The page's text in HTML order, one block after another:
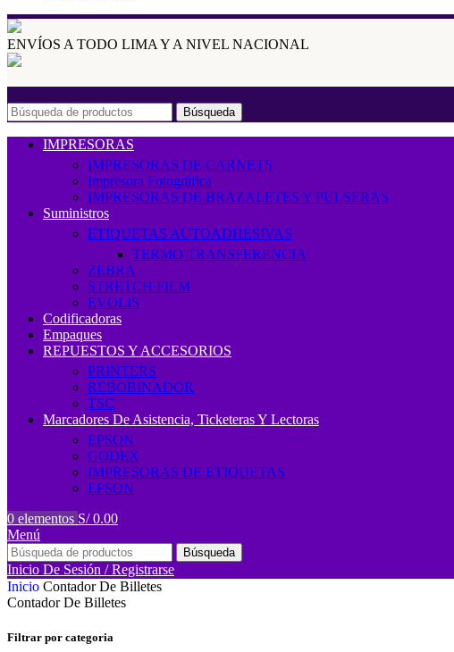
ENVÍOS A TODO LIMA Y A NIVEL NACIONAL
Búsqueda
IMPRESORAS
IMPRESORAS DE CARNETS
Impresora Fotográfica
IMPRESORAS DE BRAZALETES Y PULSERAS
Suministros
ETIQUETAS AUTOADHESIVAS
TERMO TRANSFERENCIA
ZEBRA
STRETCH FILM
EVOLIS
Codificadoras
Empaques
REPUESTOS Y ACCESORIOS
PRINTERS
REBOBINADOR
TSC
Marcadores De Asistencia, Ticketeras Y Lectoras
EPSON
GODEX
IMPRESORAS DE ETIQUETAS
EPSON
0 elementos S/0.00
Menú
Búsqueda
Inicio De Sesión / Registrarse
Inicio Contador De Billetes
Contador De Billetes
Filtrar por categoria